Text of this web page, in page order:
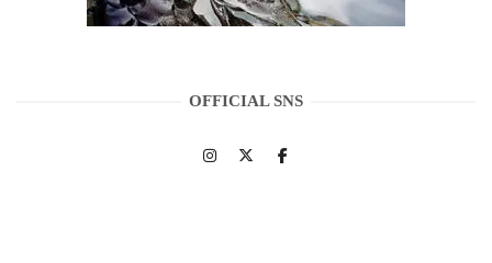
OFFICIAL SNS